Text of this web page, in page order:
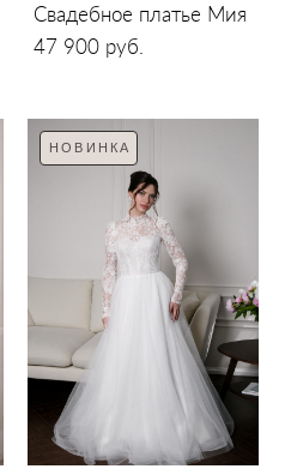
Свадебное платье Мия
47 900 pуб.
НОВИНКА